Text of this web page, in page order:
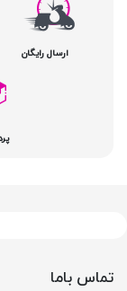
ارسال رایگان
تماس باما